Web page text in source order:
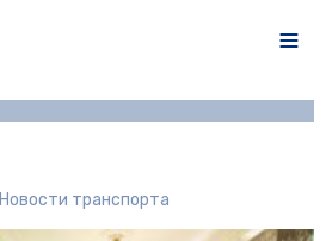
Новости транспорта